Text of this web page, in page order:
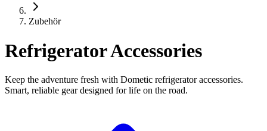
Zubehör
Refrigerator Accessories
Keep the adventure fresh with Dometic refrigerator accessories.
Smart, reliable gear designed for life on the road.